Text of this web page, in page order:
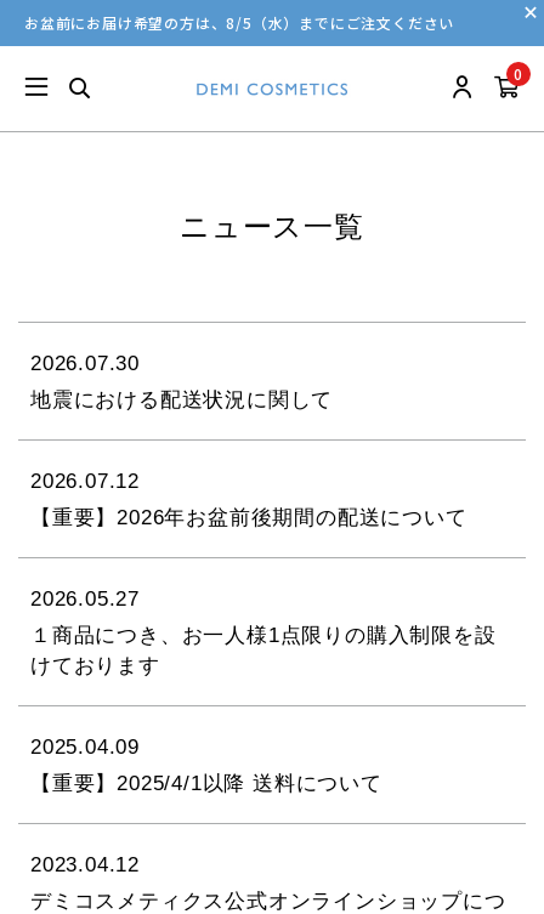
お盆前にお届け希望の方は、8/5（水）までにご注文ください
0
ニュース一覧
2026.07.30
地震における配送状況に関して
2026.07.12
【重要】2026年お盆前後期間の配送について
2026.05.27
１商品につき、お一人様1点限りの購入制限を設
けております
2025.04.09
【重要】2025/4/1以降 送料について
2023.04.12
デミコスメティクス公式オンラインショップにつ